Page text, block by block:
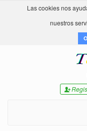
Las cookies nos
nuestros